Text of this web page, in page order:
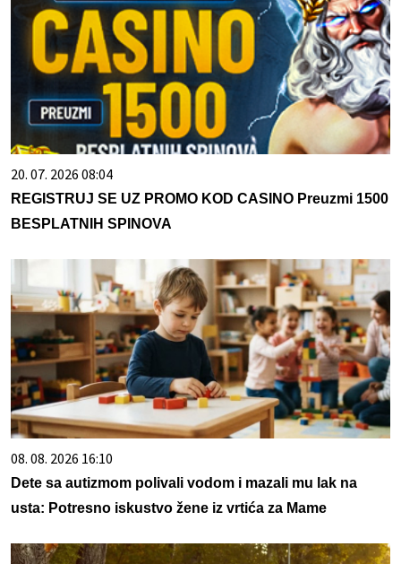
20. 07. 2026 08:04
REGISTRUJ SE UZ PROMO KOD CASINO Preuzmi 1500
BESPLATNIH SPINOVA
08. 08. 2026 16:10
Dete sa autizmom polivali vodom i mazali mu lak na
usta: Potresno iskustvo žene iz vrtića za Mame